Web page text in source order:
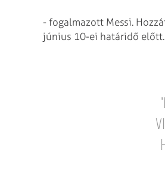
- fogalmazott Messi.
június 10-ei határidő előtt.